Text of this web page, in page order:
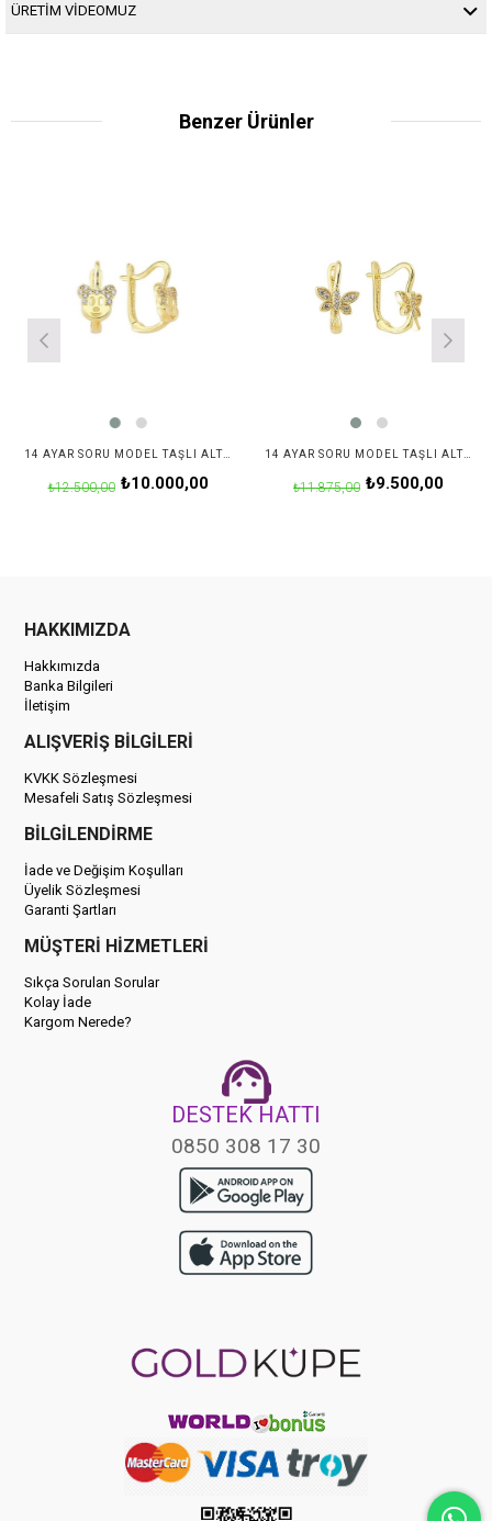
ÜRETİM VİDEOMUZ
Benzer Ürünler
14 AYAR SORU MODEL TAŞLI ALTIN KÜPE
₺10.000,00
₺12.500,00
14 AYAR SORU MODEL TAŞLI ALTIN KÜPE
₺9.500,00
₺11.875,00
HAKKIMIZDA
Hakkımızda
Banka Bilgileri
İletişim
ALIŞVERİŞ BİLGİLERİ
KVKK Sözleşmesi
Mesafeli Satış Sözleşmesi
BİLGİLENDİRME
İade ve Değişim Koşulları
Üyelik Sözleşmesi
Garanti Şartları
MÜŞTERİ HİZMETLERİ
Sıkça Sorulan Sorular
Kolay İade
Kargom Nerede?
DESTEK HATTI
0850 308 17 30